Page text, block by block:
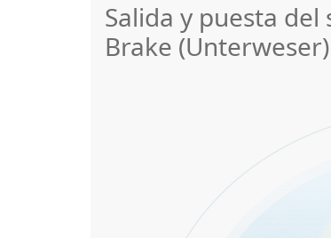
Salida y puesta
Brake (Unterweser)